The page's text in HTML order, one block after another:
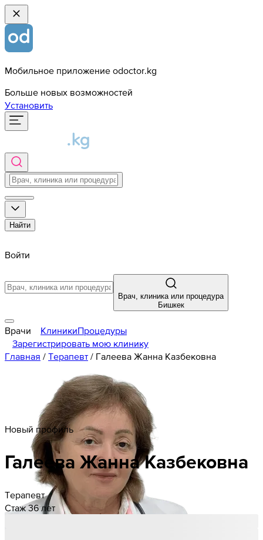
Мобильное приложение odoctor.kg
Больше новых возможностей
Установить
Найти
Войти
Врач, клиника или процедура
Бишкек
Врачи КлиникиПроцедуры
Зарегистрировать мою клинику
Главная / Терапевт / Галеева Жанна Казбековна
Новый профиль
ГалееваЖаннаКазбековна
Терапевт
Стаж 36 лет